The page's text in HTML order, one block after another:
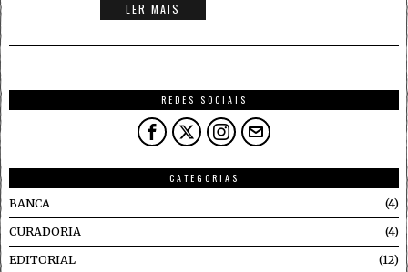
LER MAIS
REDES SOCIAIS
CATEGORIAS
BANCA
4
CURADORIA 4
EDITORIAL 12